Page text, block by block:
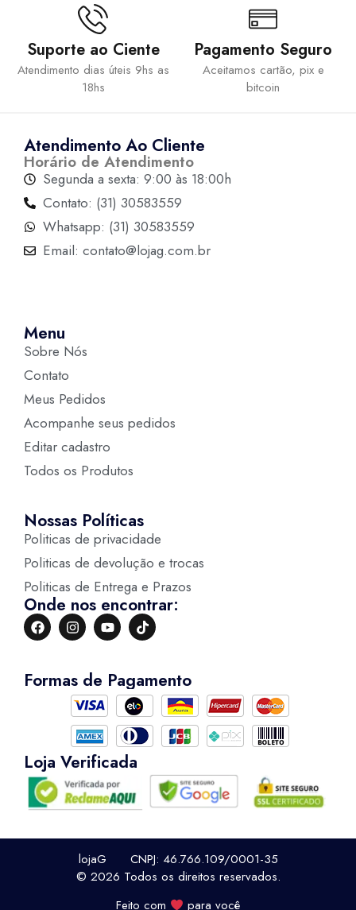
Suporte ao Ciente
Atendimento dias úteis 9hs as
18hs
Pagamento Seguro
Aceitamos cartão, pix e
bitcoin
Atendimento Ao Cliente
Horário de Atendimento
Segunda a sexta: 9:00 às 18:00h
Contato: (31) 30583559
Whatsapp: (31) 30583559
Email: contato@lojag.com.br
Menu
Sobre Nós
Contato
Meus Pedidos
Acompanhe seus pedidos
Editar cadastro
Todos os Produtos
Nossas Políticas
Politicas de privacidade
Politicas de devolução e trocas
Politicas de Entrega e Prazos
Onde nos encontrar:
Formas de Pagamento
Loja Verificada
lojaG CNPJ: 46.766.109/0001-35
© 2026 Todos os direitos reservados.
Feito com
para você